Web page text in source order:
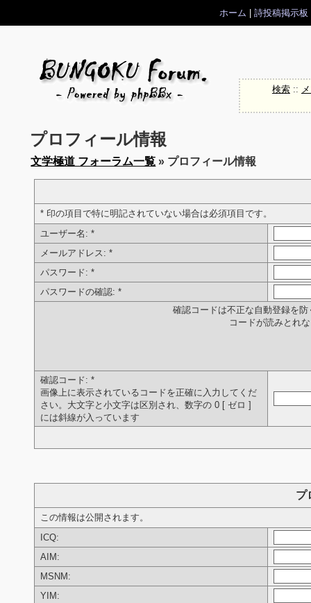
ホーム 詩投稿掲示板
検索::
プロフィール情報
文学極道 フォーラム一覧 » プロフィール情報
* 印の項目で特に明記されていない場合は必須項目です。
ユーザー名: *
メールアドレス: *
パスワード: *
パスワードの確認: *
確認コードは不正な自動登録を
コードが読みとれ
確認コード: *
画像上に表示されているコードを正確に入力してくだ
さい。大文字と小文字は区別され、数字の 0 [ ゼロ ]
には斜線が入っています
プ
この情報は公開されます。
ICQ:
AIM:
MSNM:
YIM: